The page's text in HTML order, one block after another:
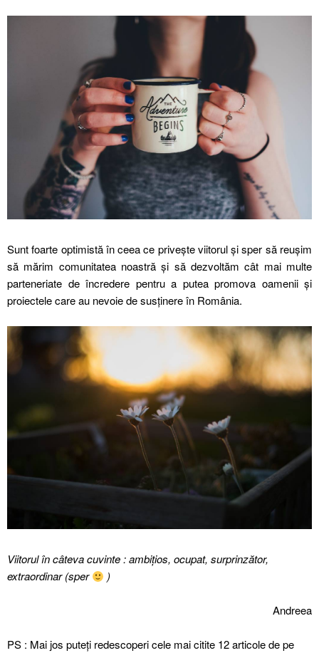
Sunt foarte optimistă în ceea ce privește viitorul și sper să reușim
să mărim comunitatea noastră și să dezvoltăm cât mai multe
parteneriate de încredere pentru a putea promova oamenii și
proiectele care au nevoie de susținere în România.
Viitorul în câteva cuvinte : ambițios, ocupat, surprinzător,
extraordinar (sper
)
Andreea
PS : Mai jos puteți redescoperi cele mai citite 12 articole de pe